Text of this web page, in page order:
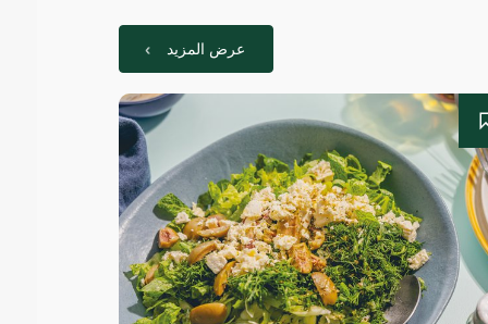
عرض المزيد